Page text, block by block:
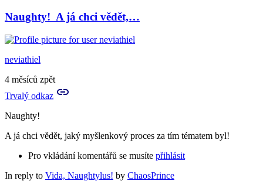
Naughty! A já chci vědět,…
neviathiel
4 měsíců zpět
Trvalý odkaz
Naughty!
A já chci vědět, jaký myšlenkový proces za tím tématem byl!
Pro vkládání komentářů se musíte přihlásit
In reply to Vida, Naughtylus! by ChaosPrince